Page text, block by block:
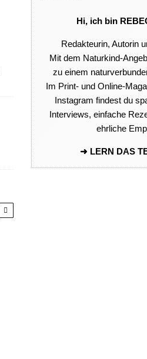
Hi, ich bin
Redakteurin, Autorin
Mit dem Naturkind-
zu einem
Im Print- und Online-
Instagram findest du
Interviews, einfache
ehrliche
➜ LERN DAS